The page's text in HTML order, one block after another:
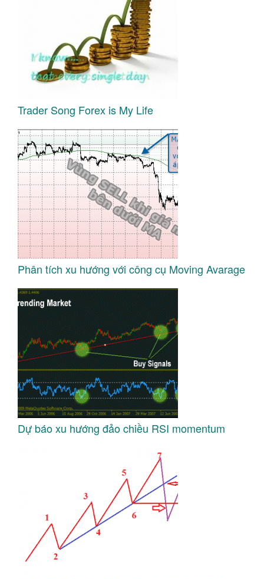
Trader Song Forex is My Life
Phân tích xu hướng với công cụ Moving Avarage
Dự báo xu hướng đảo chiều RSI momentum